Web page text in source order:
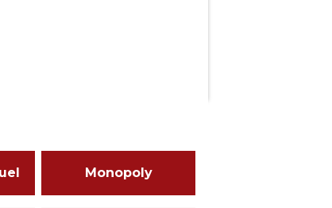
Monopoly